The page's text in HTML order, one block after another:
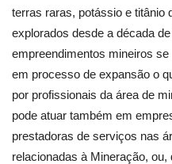
terras raras, potássio e titânio
explorados desde a década
empreendimentos mineiros
em processo de expansão o
por profissionais da área de
pode atuar também em
prestadoras de serviços nas
relacionadas à Mineração,